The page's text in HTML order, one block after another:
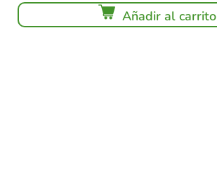
Añadir al carrito